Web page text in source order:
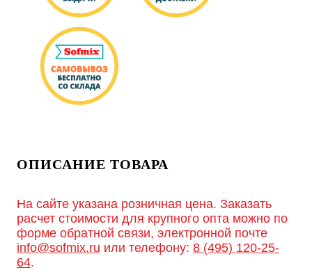
ОПИСАНИЕ ТОВАРА
На сайте указана розничная цена. Заказать
расчет стоимости для крупного опта можно по
форме обратной связи, электронной почте
info@sofmix.ru или телефону: 8 (495) 120-25-
64.